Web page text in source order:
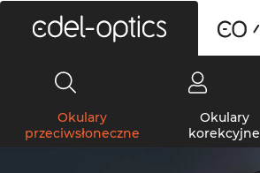
Okulary
przeciwsłoneczne
Okulary
korekcyjne